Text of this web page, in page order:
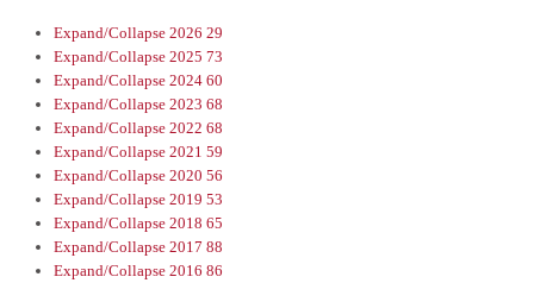
Expand/Collapse 2026 29
Expand/Collapse 2025 73
Expand/Collapse 2024 60
Expand/Collapse 2023 68
Expand/Collapse 2022 68
Expand/Collapse 2021 59
Expand/Collapse 2020 56
Expand/Collapse 2019 53
Expand/Collapse 2018 65
Expand/Collapse 2017 88
Expand/Collapse 2016 86